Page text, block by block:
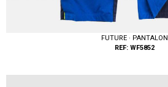
FUTURE · PANTALON
REF: WF5852